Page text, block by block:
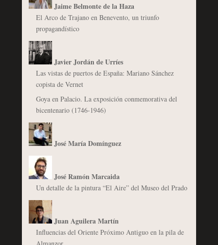
Jaime Belmonte de la Haza
El Arco de Trajano en Benevento, un triunfo
propagandístico
Javier Jordán de Urríes
Las vistas de puertos de España: Mariano Sánchez
copista de Vernet
Goya en Palacio. La exposición conmemorativa del
bicentenario (1746-1946)
José María Domínguez
José Ramón Marcaida
Un detalle de la pintura “El Aire” del Museo del Prado
Juan Aguilera Martín
Influencias del Oriente Próximo Antiguo en la pila de
Almanzor